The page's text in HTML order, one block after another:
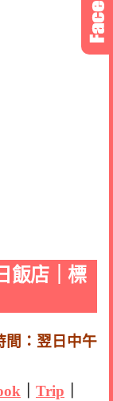
飯店｜標
間：翌日中午
Trip